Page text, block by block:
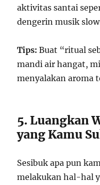
aktivitas santai
dengerin musik
Tips: Buat “ritual
mandi air hangat,
menyalakan aroma
5. Luangkan
yang Kamu
Sesibuk apa pun
melakukan hal-hal